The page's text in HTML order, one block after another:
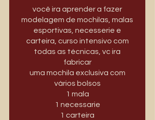
você ira aprender a fazer
modelagem de mochilas, malas
esportivas, necesserie e
carteira, curso intensivo com
todas as técnicas, vc ira
fabricar
uma mochila exclusiva com
vários bolsos
1 mala
1 necessarie
1 carteira